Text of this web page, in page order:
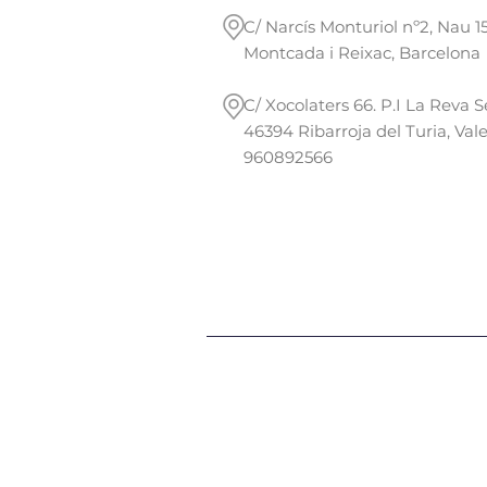
C/ Narcís Monturiol nº2, Nau
Montcada i Reixac,
C/ Xocolaters 66. P.I La Reva
46394 Ribarroja del Turia,
960892566